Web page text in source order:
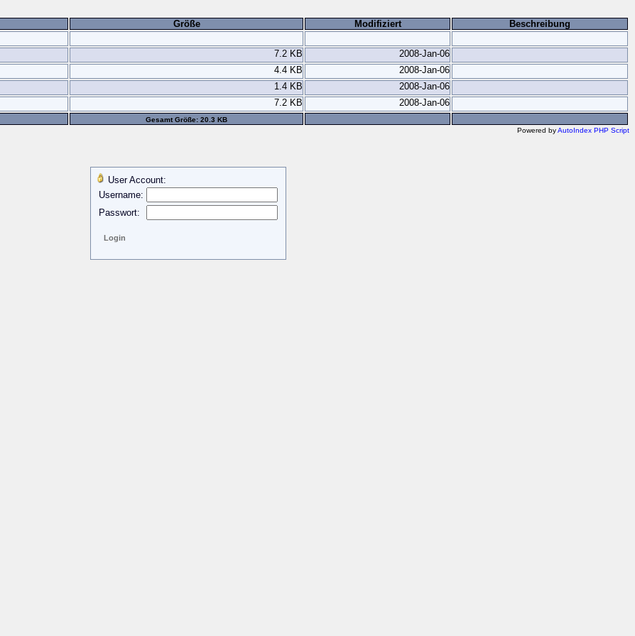
Größe Modifiziert
Beschreibung
7.2 KB
2008-Jan-06
4.4 KB
2008-Jan-06
1.4 KB
2008-Jan-06
7.2 KB 2008-Jan-06
Gesamt Größe: 20.3 KB
Powered byAutoIndex PHP Script
User Account:
Username:
Passwort: